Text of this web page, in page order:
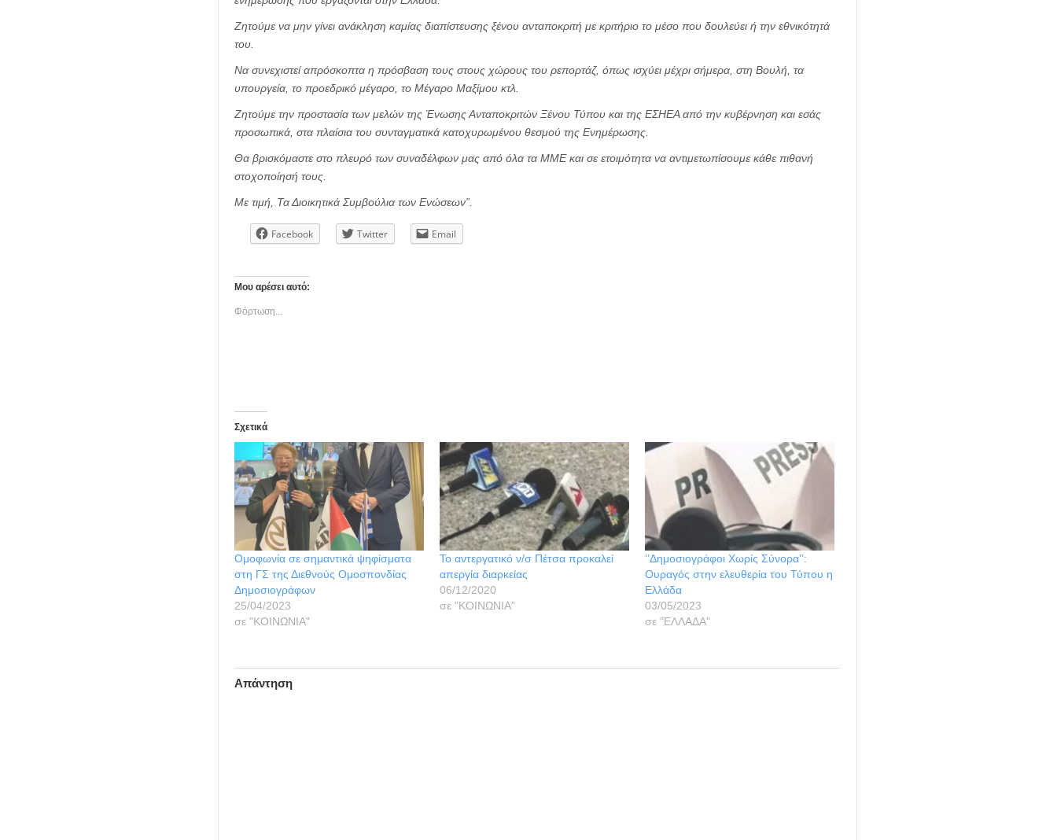
Ζητούμε να μην γίνει ανάκληση καμίας διαπίστευσης ξένου ανταποκριτή με κριτήριο το μέσο που δουλεύει ή την εθνικότητά
του.
Να συνεχιστεί απρόσκοπτα η πρόσβαση τους στους χώρους του ρεπορτάζ, όπως ισχύει μέχρι σήμερα, στη Βουλή, τα
υπουργεία, το προεδρικό μέγαρο, το Μέγαρο Μαξίμου κτλ.
Ζητούμε την προστασία των μελών της Ένωσης Ανταποκριτών Ξένου Τύπου και της ΕΣΗΕΑ από την κυβέρνηση και εσάς
προσωπικά, στα πλαίσια του συνταγματικά κατοχυρωμένου θεσμού της Ενημέρωσης.
Θα βρισκόμαστε στο πλευρό των συναδέλφων μας από όλα τα ΜΜΕ και σε ετοιμότητα να αντιμετωπίσουμε κάθε πιθανή
στοχοποίησή τους.
Με τιμή, Τα Διοικητικά Συμβούλια των Ενώσεων”.
Facebook Twitter Email
Μου αρέσει αυτό:
Φόρτωση...
Σχετικά
Ομοφωνία σε σημαντικά ψηφίσματα
στη ΓΣ της Διεθνούς Ομοσπονδίας
Δημοσιογράφων
25/04/2023
σε "ΚΟΙΝΩΝΙΑ"
Το αντεργατικό ν/σ Πέτσα προκαλεί
απεργία διαρκείας
06/12/2020
σε "ΚΟΙΝΩΝΙΑ"
‘’Δημοσιογράφοι Χωρίς Σύνορα’’:
Ουραγός στην ελευθερία του Τύπου η
Ελλάδα
03/05/2023
σε "ΕΛΛΑΔΑ"
Απάντηση